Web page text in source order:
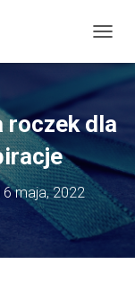
R
Ł
Ą
Z
A
W
I
roczek dla
maja, 2022